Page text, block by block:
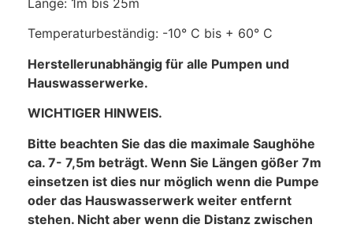
Temperaturbeständig: -10° C bis + 60° C
Herstellerunabhängig für alle Pumpen und
Hauswasserwerke.
WICHTIGER HINWEIS.
Bitte beachten Sie das die maximale Saughöhe
ca. 7- 7,5m beträgt. Wenn Sie Längen gößer 7m
einsetzen ist dies nur möglich wenn die Pumpe
oder das Hauswasserwerk weiter entfernt
stehen. Nicht aber wenn die Distanz zwischen